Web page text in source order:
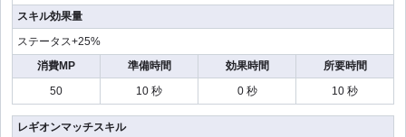
スキル効果量
ステータス+25%
消費MP
準備時間 効果時間
所要時間
50
10 秒 0 秒 10 秒
レギオンマッチスキル